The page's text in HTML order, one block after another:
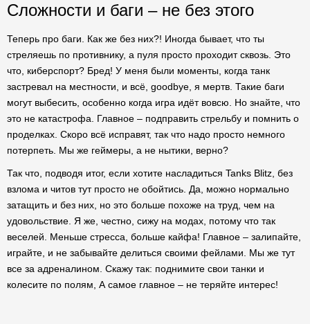
Сложности и баги – не без этого
Теперь про баги. Как же без них?! Иногда бывает, что ты
стреляешь по противнику, а пуля просто проходит сквозь. Это
что, киберспорт? Бред! У меня были моменты, когда танк
застревал на местности, и всё, goodbye, я мертв. Такие баги
могут выбесить, особенно когда игра идёт вовсю. Но знайте, что
это не катастрофа. Главное – подправить стрельбу и помнить о
проделках. Скоро всё исправят, так что надо просто немного
потерпеть. Мы же геймеры, а не нытики, верно?
Так что, подводя итог, если хотите насладиться Tanks Blitz, без
взлома и читов тут просто не обойтись. Да, можно нормально
затащить и без них, но это больше похоже на труд, чем на
удовольствие. Я же, честно, сижу на модах, потому что так
веселей. Меньше стресса, больше кайфа! Главное – залипайте,
играйте, и не забывайте делиться своими фейлами. Мы же тут
все за адреналином. Скажу так: поднимите свои танки и
колесите по полям, А самое главное – не теряйте интерес!